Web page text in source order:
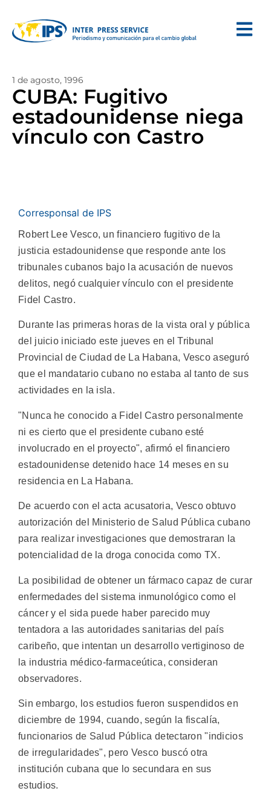
1 de agosto, 1996
CUBA: Fugitivo
estadounidense niega
vínculo con Castro
Corresponsal de IPS
Robert Lee Vesco, un financiero fugitivo de la
justicia estadounidense que responde ante los
tribunales cubanos bajo la acusación de nuevos
delitos, negó cualquier vínculo con el presidente
Fidel Castro.
Durante las primeras horas de la vista oral y pública
del juicio iniciado este jueves en el Tribunal
Provincial de Ciudad de La Habana, Vesco aseguró
que el mandatario cubano no estaba al tanto de sus
actividades en la isla.
"Nunca he conocido a Fidel Castro personalmente
ni es cierto que el presidente cubano esté
involucrado en el proyecto", afirmó el financiero
estadounidense detenido hace 14 meses en su
residencia en La Habana.
De acuerdo con el acta acusatoria, Vesco obtuvo
autorización del Ministerio de Salud Pública cubano
para realizar investigaciones que demostraran la
potencialidad de la droga conocida como TX.
La posibilidad de obtener un fármaco capaz de curar
enfermedades del sistema inmunológico como el
cáncer y el sida puede haber parecido muy
tentadora a las autoridades sanitarias del país
caribeño, que intentan un desarrollo vertiginoso de
la industria médico-farmaceútica, consideran
observadores.
Sin embargo, los estudios fueron suspendidos en
diciembre de 1994, cuando, según la fiscalía,
funcionarios de Salud Pública detectaron "indicios
de irregularidades", pero Vesco buscó otra
institución cubana que lo secundara en sus
estudios.